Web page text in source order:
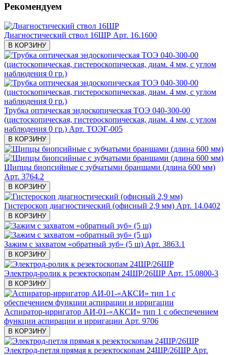
Рекомендуем
Диагностический ствол 16ШР Арт. 16.1600
В КОРЗИНУ
Трубка оптическая эндоскопическая ТОЭ 040-300-00
(цистоскопическая, гистероскопическая, диам. 4 мм, с углом
наблюдения 0 гр.) Арт. ТОЭГ-005
В КОРЗИНУ
Щипцы биопсийные с зубчатыми браншами (длина 600 мм)
Арт. 3764.2
В КОРЗИНУ
Гистероскоп диагностический (офисный 2,9 мм) Арт. 14.0402
В КОРЗИНУ
Зажим с захватом «обратный зуб» (5 ш) Арт. 3863.1
В КОРЗИНУ
Электрод-ролик к резектоскопам 24ШР/26ШР Арт. 15.0800-3
В КОРЗИНУ
Аспиратор-ирригатор АИ-01-«АКСИ» тип 1 с обеспечением
функции аспирации и ирригации Арт. 9706
В КОРЗИНУ
Электрод-петля прямая к резектоскопам 24ШР/26ШР Арт.